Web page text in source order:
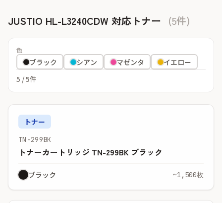
JUSTIO HL-L3240CDW 対応トナー (5件)
色
ブラック シアン マゼンタ
イエロー
5 / 5件
トナー
TN-299BK
トナーカートリッジ TN-299BK ブラック
ブラック ~1,500枚